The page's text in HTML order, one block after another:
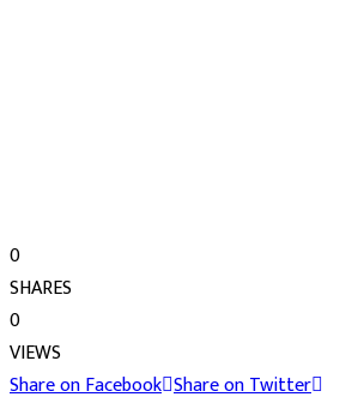
0
SHARES
0
VIEWS
Share on Facebook Share on Twitter